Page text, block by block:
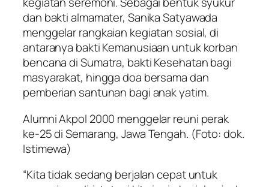
dan bakti almamater, Sanika Satyawada
menggelar rangkaian kegiatan sosial, di
antaranya bakti Kemanusiaan untuk korban
bencana di Sumatra, bakti Kesehatan bagi
masyarakat, hingga doa bersama dan
pemberian santunan bagi anak yatim.
Alumni Akpol 2000 menggelar reuni perak
ke-25 di Semarang, Jawa Tengah. (Foto: dok.
Istimewa)
“Kita tidak sedang berjalan cepat untuk